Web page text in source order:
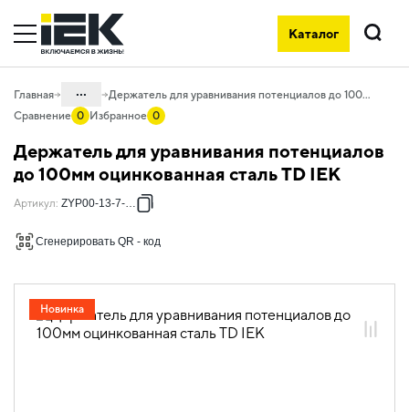
Каталог
Поиск
Главная ...
05.08 Молниезащита и заземление
заземление
Держатель для уравнивания потенциалов до 100мм оцинкованная сталь TD IEK
Сравнение 0 Избранное 0
Держатель для уравнивания потенциалов
до 100мм оцинкованная сталь TD IEK
Новинка
Артикул: ZYP00-13-7-100
Сгенерировать QR - код